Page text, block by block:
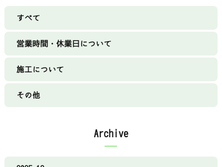
すべて
営業時間・休業日について
施工について
その他
Archive